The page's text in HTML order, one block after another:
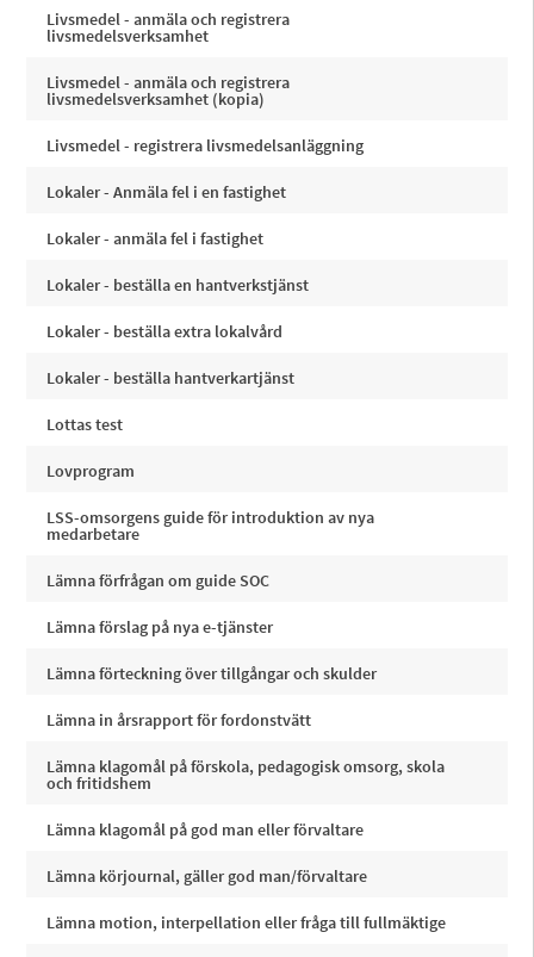
Livsmedel - anmäla och registrera
livsmedelsverksamhet
Livsmedel - anmäla och registrera
livsmedelsverksamhet (kopia)
Livsmedel - registrera livsmedelsanläggning
Lokaler - Anmäla fel i en fastighet
Lokaler - anmäla fel i fastighet
Lokaler - beställa en hantverkstjänst
Lokaler - beställa extra lokalvård
Lokaler - beställa hantverkartjänst
Lottas test
Lovprogram
LSS-omsorgens guide för introduktion av nya
medarbetare
Lämna förfrågan om guide SOC
Lämna förslag på nya e-tjänster
Lämna förteckning över tillgångar och skulder
Lämna in årsrapport för fordonstvätt
Lämna klagomål på förskola, pedagogisk omsorg, skola
och fritidshem
Lämna klagomål på god man eller förvaltare
Lämna körjournal, gäller god man/förvaltare
Lämna motion, interpellation eller fråga till fullmäktige